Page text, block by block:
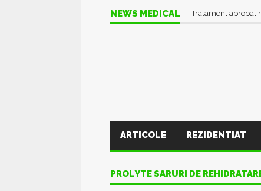
NEWS MEDICAL Tratament aprobat
ARTICOLE REZIDENTIAT
PROLYTE SARURI DE